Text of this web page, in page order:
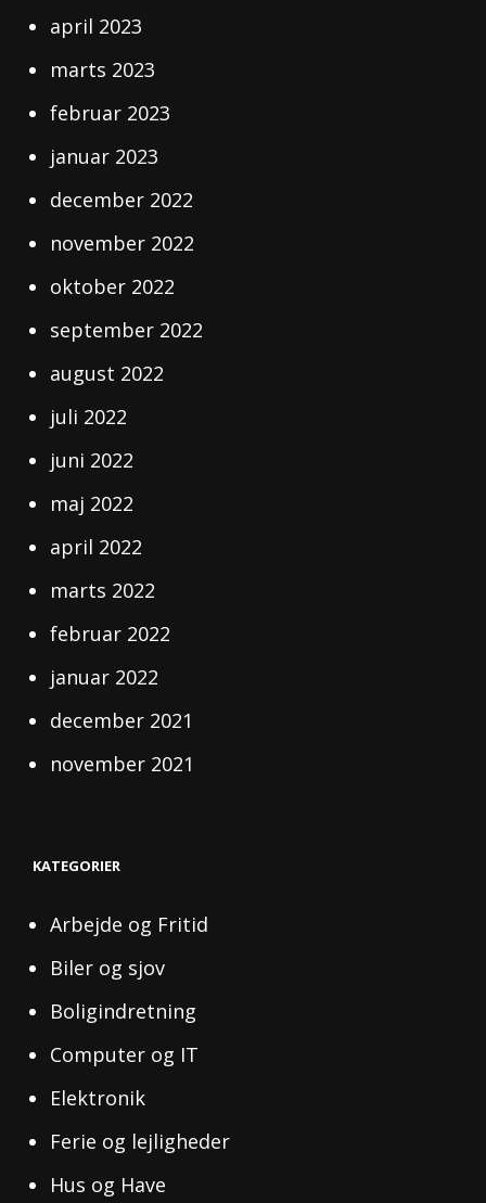
april 2023
marts 2023
februar 2023
januar 2023
december 2022
november 2022
oktober 2022
september 2022
august 2022
juli 2022
juni 2022
maj 2022
april 2022
marts 2022
februar 2022
januar 2022
december 2021
november 2021
KATEGORIER
Arbejde og Fritid
Biler og sjov
Boligindretning
Computer og IT
Elektronik
Ferie og lejligheder
Hus og Have